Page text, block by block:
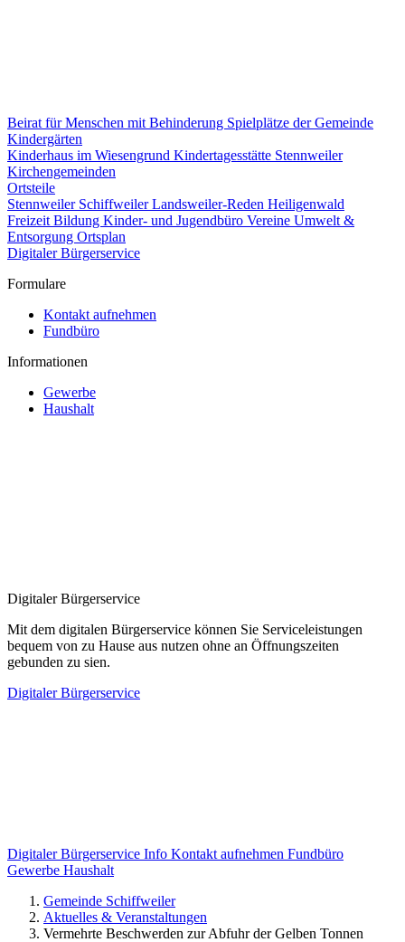
Beirat für Menschen mit Behinderung Spielplätze der Gemeinde
Kindergärten
Kinderhaus im Wiesengrund Kindertagesstätte Stennweiler
Kirchengemeinden
Ortsteile
Stennweiler SchiffweilerLandsweiler-Reden Heiligenwald
Freizeit Bildung Kinder- und Jugendbüro Vereine Umwelt &
Entsorgung Ortsplan
Digitaler Bürgerservice
Formulare
Kontakt aufnehmen
Fundbüro
Informationen
Gewerbe
Haushalt
Digitaler Bürgerservice
Mit dem digitalen Bürgerservice können Sie Serviceleistungen
bequem von zu Hause aus nutzen ohne an Öffnungszeiten
gebunden zu sien.
Digitaler Bürgerservice
Digitaler Bürgerservice Info Kontakt aufnehmen Fundbüro
Gewerbe Haushalt
Gemeinde Schiffweiler
Aktuelles & Veranstaltungen
Vermehrte Beschwerden zur Abfuhr der Gelben Tonnen